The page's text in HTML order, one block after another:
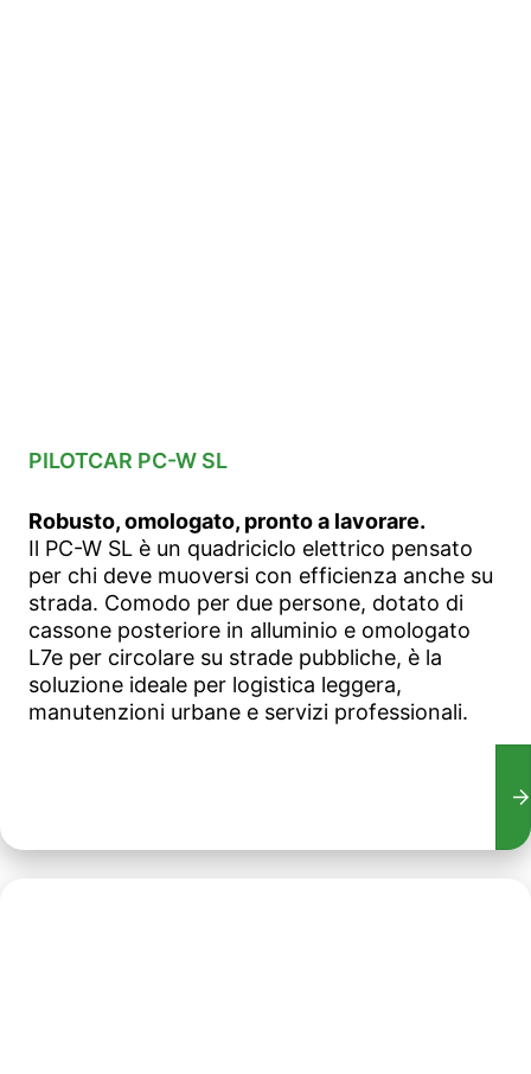
PILOTCAR PC-W SL
Robusto, omologato, pronto a lavorare.
Il PC-W SL è un quadriciclo elettrico pensato
per chi deve muoversi con efficienza anche su
strada. Comodo per due persone, dotato di
cassone posteriore in alluminio e omologato
L7e per circolare su strade pubbliche, è la
soluzione ideale per logistica leggera,
manutenzioni urbane e servizi professionali.